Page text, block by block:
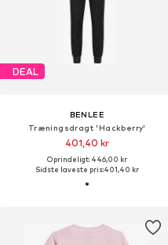
DEAL
BENLEE
Træningsdragt 'Hackberry'
401,40 kr
Oprindeligt: 446,00 kr
Sidste laveste pris:401,40 kr